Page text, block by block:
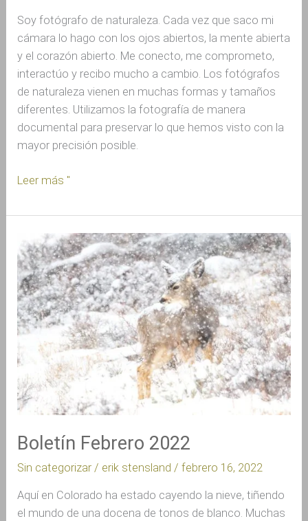
Soy fotógrafo de naturaleza. Cada vez que saco mi
cámara lo hago con los ojos abiertos, la mente abierta
y el corazón abierto. Me conecto, me comprometo,
interactúo y recibo mucho a cambio. Los fotógrafos
de naturaleza vienen en muchas formas y tamaños
diferentes. Utilizamos la fotografía de manera
documental para preservar lo que hemos visto con la
mayor precisión posible.
Leer más "
Boletín Febrero 2022
Sin categorizar / erik stensland /febrero 16, 2022
Aquí en Colorado ha estado cayendo la nieve, tiñendo
el mundo de una docena de tonos de blanco. Muchas
Boletín
Febrero
2022